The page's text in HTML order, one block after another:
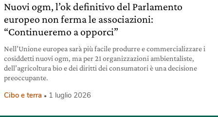
Nuovi ogm, l’ok definitivo del Parlamento
europeo non ferma le associazioni:
“Continueremo a opporci”
Nell’Unione europea sarà più facile produrre e commercializzare i
cosiddetti nuovi ogm, ma per 21 organizzazioni ambientaliste,
dell’agricoltura bio e dei diritti dei consumatori è una decisione
preoccupante.
Cibo e terra 1 luglio 2026